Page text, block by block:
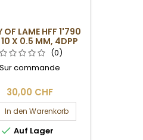
OF LAME HFF 1'790
X 0.5 MM, 4DPP
(0)
Sur commande
30,00 CHF
In den Warenkorb
 Auf Lager